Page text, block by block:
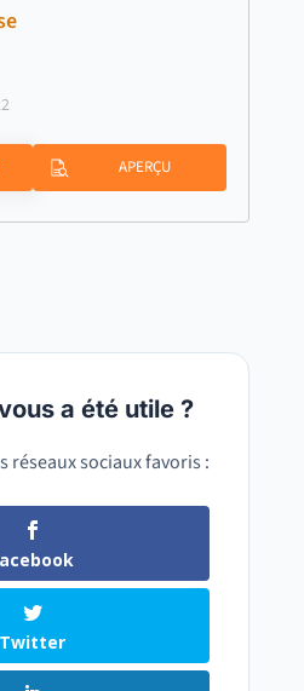
APERÇU
a été utile ?
réseaux sociaux favoris :
Twitter